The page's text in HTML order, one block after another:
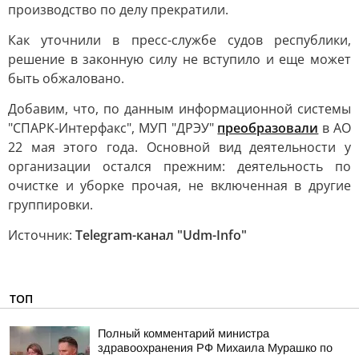
производство по делу прекратили.
Как уточнили в пресс-службе судов республики,
решение в законную силу не вступило и еще может
быть обжаловано.
Добавим, что, по данным информационной системы
"СПАРК-Интерфакс", МУП "ДРЭУ" преобразовали в АО
22 мая этого года. Основной вид деятельности у
организации остался прежним: деятельность по
очистке и уборке прочая, не включенная в другие
группировки.
Источник: Telegram-канал "Udm-Info"
ТОП
Полный комментарий министра
здравоохранения РФ Михаила Мурашко по